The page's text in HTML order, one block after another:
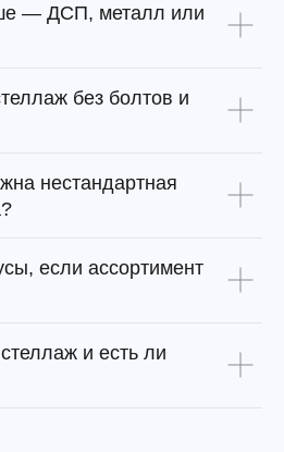
— ДСП, металл или
без болтов и
нестандартная
если ассортимент
и есть ли